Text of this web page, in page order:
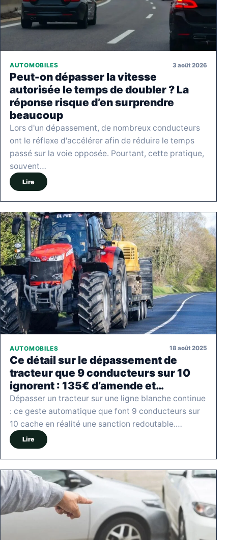
AUTOMOBILES 3 août 2026
Peut-on dépasser la vitesse
autorisée le temps de doubler ? La
réponse risque d’en surprendre
beaucoup
Lors d'un dépassement, de nombreux conducteurs
ont le réflexe d'accélérer afin de réduire le temps
passé sur la voie opposée. Pourtant, cette pratique,
souvent…
Lire
AUTOMOBILES 18 août 2025
Ce détail sur le dépassement de
tracteur que 9 conducteurs sur 10
ignorent : 135€ d’amende et…
Dépasser un tracteur sur une ligne blanche continue
: ce geste automatique que font 9 conducteurs sur
10 cache en réalité une sanction redoutable.…
Lire